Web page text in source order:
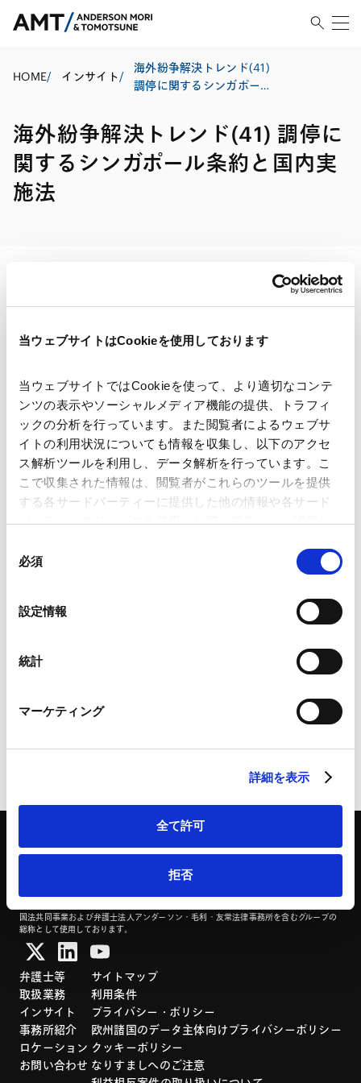
当ウェブサイトはCookieを使用しております
当ウェブサイトではCookieを使って、より適切なコンテ
ンツの表示やソーシャルメディア機能の提供、トラフィ
ックの分析を行っています。また閲覧者によるウェブサ
イトの利用状況についても情報を収集し、以下のアクセ
ス解析ツールを利用し、データ解析を行っています。こ
こで収集された情報は、閲覧者がこれらのツールを提供
する各サードパーティーに提供した他の情報や各サード
パーティーのサービスを使用した際に収集された情報と
ことがあります。
Google Analytics利用規約（
Marketo
外部サイト）
LinkedIn プライバシーポリシー（
HubSpot プライバシーポリシー（外部サイト）
必須
設定情報
統計
マーケティング
詳細を表示
全て許可
拒否
HOME/ インサイト/
海外紛争解決トレンド(41)
調停に関するシンガポール
海外紛争解決トレンド(41) 調停に
関するシンガポール条約と国内実
施法
印刷する
著者
関連弁護士等
レオン ライアン (共著)
牧野 達彦 (共著)
赤川 圭 (共著)
ジェスリン コー (共著)
出版社 一般社団法人日本商事仲裁協会
発行年月日
業務分野
国法共同事業および弁護士法人アンダーソン・毛利・友常法律事務所を含むグループの
総称として使用しております。
弁護士等
取扱業務
インサイト
事務所紹介
ロケーション
お問い合わせ
サイトマップ
利用条件
プライバシー・ポリシー
欧州諸国のデータ主体向けプライバシーポリシー
クッキーポリシー
なりすましへのご注意